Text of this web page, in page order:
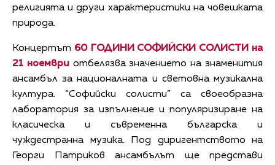
религията и други характеристики на човешката
природа.
Концертът 60 ГОДИНИ СОФИЙСКИ СОЛИСТИ на
21 ноемвриотбелязва значението на знаменития
ансамбъл за националната и световна музикална
култура. “Софийски солисти” са своеобразна
лаборатория за изпълнение и популяризиране на
класическа и съвременна българска и
чуждестранна музика. Под диригентството на
Георги Патриков ансамбълът ще представи